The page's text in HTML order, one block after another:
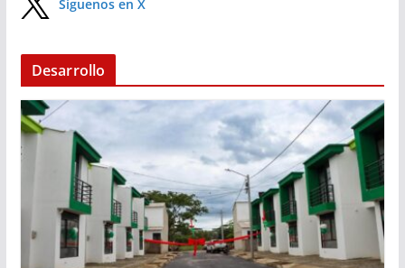
Síguenos en X
Desarrollo